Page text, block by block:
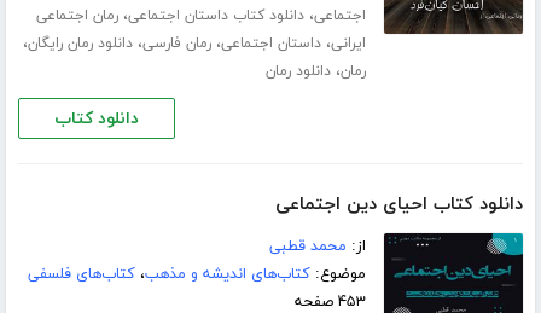
اجتماعی،دانلود کتاب داستان اجتماعی،رمان اجتماعی
ایرانی،داستان اجتماعی،رمان فارسی،دانلود رمان رایگان،
رمان،دانلود رمان
دانلود کتاب
دانلود کتاب احیای دین اجتماعی
از: محمد قطبی
موضوع:کتاب‌های اندیشه و مذهب،کتاب‌های فلسفی
۴۵۳ صفحه